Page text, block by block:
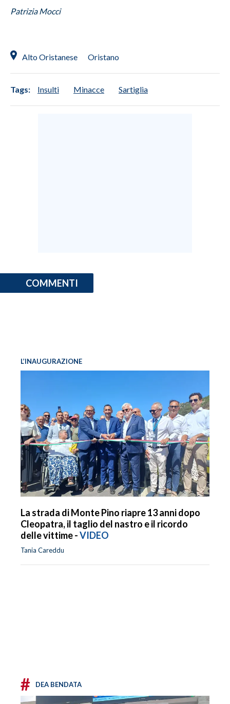
INSULARITÀ
ABBONATI
Patrizia Mocci
Alto Oristanese Oristano
Tags: Insulti Minacce Sartiglia
COMMENTI
L’INAUGURAZIONE
La strada di Monte Pino riapre 13 anni dopo
Cleopatra, il taglio del nastro e il ricordo
delle vittime -VIDEO
Tania Careddu
# DEA BENDATA